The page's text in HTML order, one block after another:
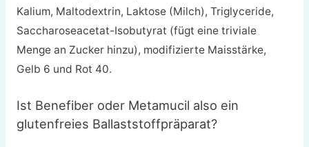
Kalium, Maltodextrin, Laktose (Milch), Triglyceride,
Saccharoseacetat-Isobutyrat (fügt eine triviale
Menge an Zucker hinzu), modifizierte Maisstärke,
Gelb 6 und Rot 40.
Ist Benefiber oder Metamucil also ein
glutenfreies Ballaststoffpräparat?